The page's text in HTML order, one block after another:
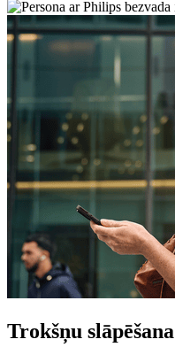
Trokšņu slāpēšana